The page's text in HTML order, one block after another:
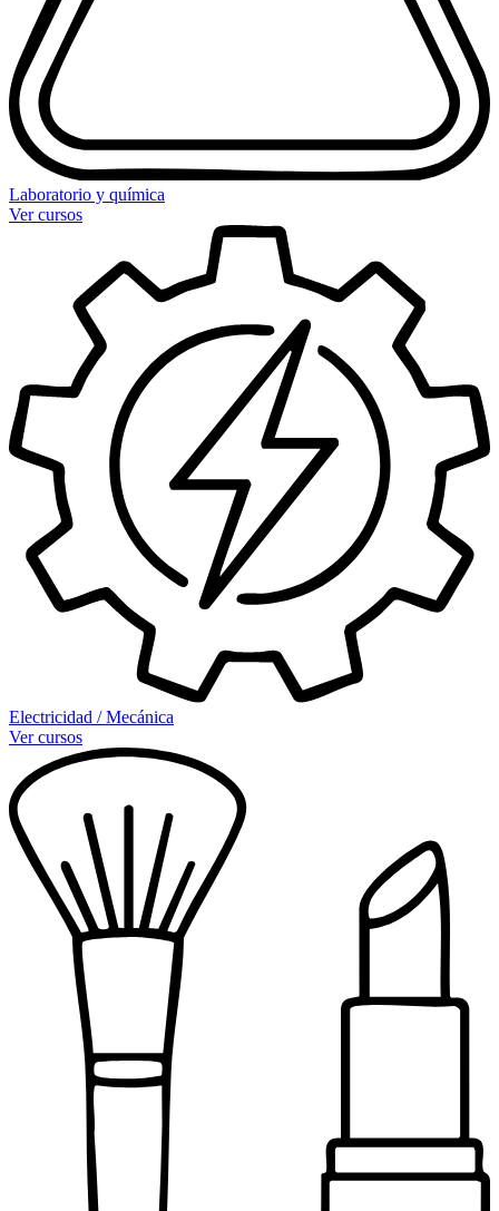
Laboratorio y química
Ver cursos
Electricidad / Mecánica
Ver cursos